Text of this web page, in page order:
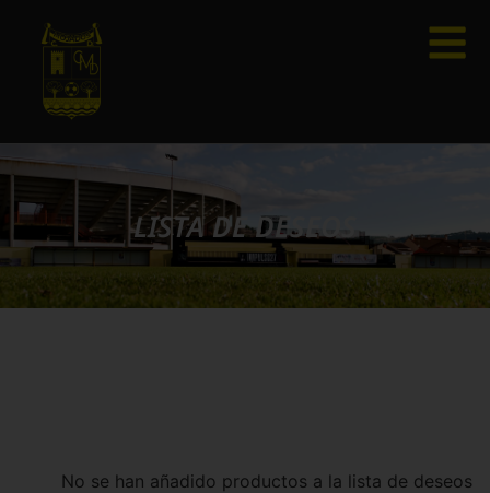
LISTA DE DESEOS
No se han añadido productos a la lista de deseos